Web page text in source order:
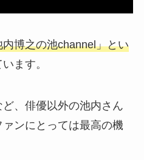
博之の池channel」とい
ます。
、俳優以外の池内さん
ンにとっては最高の機